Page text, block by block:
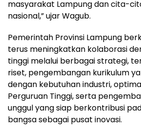
masyarakat Lampung dan cita-
nasional,” ujar Wagub.
Pemerintah Provinsi Lampung
terus meningkatkan kolaborasi
tinggi melalui berbagai strategi,
riset, pengembangan kurikulum
dengan kebutuhan industri,
Perguruan Tinggi, serta
unggul yang siap berkontribusi
bangsa sebagai pusat inovasi.